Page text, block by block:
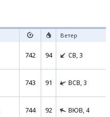
Ветер
742 94 СВ, 3
743 91 ВСВ, 3
744 92 ВЮВ, 4